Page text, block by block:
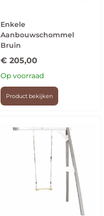
Enkele
Aanbouwschommel
Bruin
€ 205,00
Op voorraad
Product bekijken